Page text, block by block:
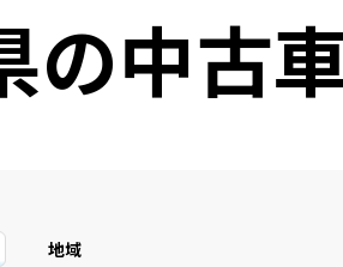
の中古
地域